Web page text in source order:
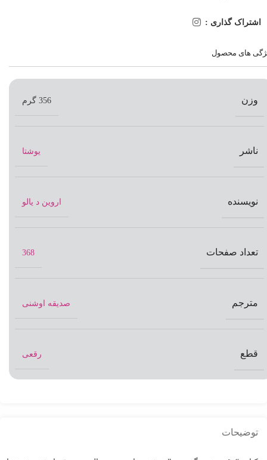
اشتراک گذاری :
های محصول
وزن 356 گرم
ناشر یوشتا
نویسنده اروین د یالو
تعداد صفحات 368
مترجم صدیقه اوشنی
قطع رقعی
توضیحات